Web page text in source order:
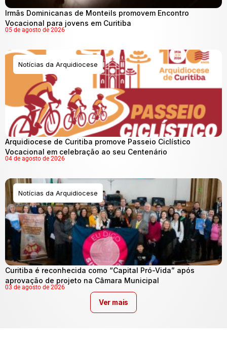
Irmãs Dominicanas de Monteils promovem Encontro
Vocacional para jovens em Curitiba
05 de agosto de 2026
Notícias da Arquidiocese
Arquidiocese de Curitiba promove Passeio Ciclístico
Vocacional em celebração ao seu Centenário
04 de agosto de 2026
Notícias da Arquidiocese
Curitiba é reconhecida como “Capital Pró-Vida” após
aprovação de projeto na Câmara Municipal
03 de agosto de 2026
Ver mais